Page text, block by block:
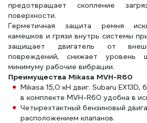
предотвращает скопление
поверхности.
Герметичная защита ремня
камешков и грязи внутрь системы
защищает двигатель от
повреждений, снижает
минимуму рабочие вибрации.
Преимущества Mikasa MVH-R60
Mikasa 15,0 кН двиг. Subaru EX13D,
в комплекте MVH-R60 удобна в
Четырехтактный бензиновый
расположением клапанов.